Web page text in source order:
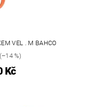
VEL . M BAHCO
%)
Kč